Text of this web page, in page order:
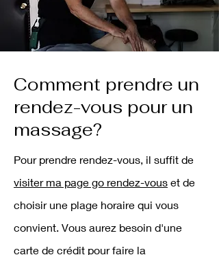
Comment prendre un
rendez-vous pour un
massage?
Pour prendre rendez-vous, il suffit de
visiter ma page go rendez-vous et de
choisir une plage horaire qui vous
convient. Vous aurez besoin d'une
carte de crédit pour faire la